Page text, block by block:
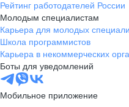
Рейтинг работодателей России
Молодым специалистам
Карьера для молодых
Школа программистов
Карьера в некоммерческих
Боты для уведомлений
Мобильное приложение